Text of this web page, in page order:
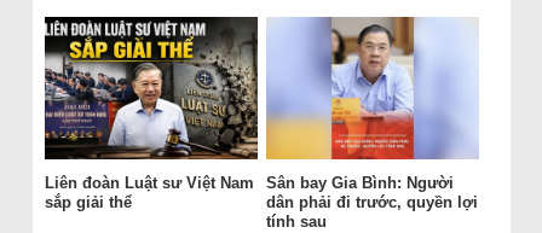
Liên đoàn Luật sư Việt Nam
sắp giải thể
Sân bay Gia Bình: Người
dân phải đi trước, quyền lợi
tính sau